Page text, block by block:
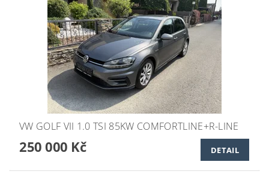
VW GOLF VII 1.0 TSI 85KW COMFORTLINE+R-LINE
250 000 Kč DETAIL